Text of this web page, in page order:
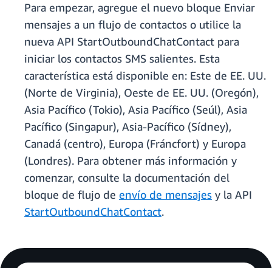
Para empezar, agregue el nuevo bloque Enviar
mensajes a un flujo de contactos o utilice la
nueva API StartOutboundChatContact para
iniciar los contactos SMS salientes. Esta
característica está disponible en: Este de EE. UU.
(Norte de Virginia), Oeste de EE. UU. (Oregón),
Asia Pacífico (Tokio), Asia Pacífico (Seúl), Asia
Pacífico (Singapur), Asia-Pacífico (Sídney),
Canadá (centro), Europa (Fráncfort) y Europa
(Londres). Para obtener más información y
comenzar, consulte la documentación del
bloque de flujo de envío de mensajes y la API
StartOutboundChatContact.